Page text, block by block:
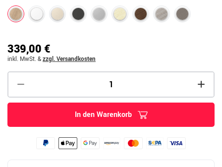
339,00 €
inkl. MwSt. &zzgl. Versandkosten
In den Warenkorb